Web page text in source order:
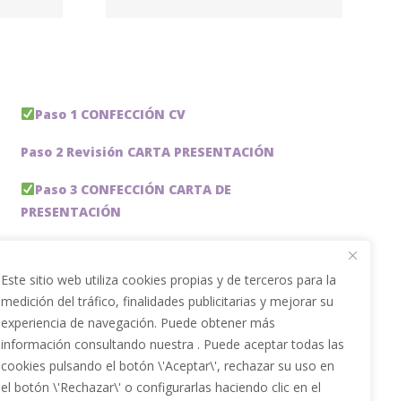
Este sitio web utiliza cookies propias y de terceros para la
medición del tráfico, finalidades publicitarias y mejorar su
experiencia de navegación. Puede obtener más
información consultando nuestra . Puede aceptar todas las
cookies pulsando el botón \'Aceptar\', rechazar su uso en
el botón \'Rechazar\' o configurarlas haciendo clic en el
Paso 1 CONFECCIÓN CV
Paso 2 Revisión CARTA PRESENTACIÓN
Paso 3 CONFECCIÓN CARTA DE
PRESENTACIÓN
Paso 5 OPTIMIZACIÓN PERFIL LINKEDIN
PACKS DE AHORRO
JOBAI, ASISTENTE DE IA PARA BUSCAR EMPLEO